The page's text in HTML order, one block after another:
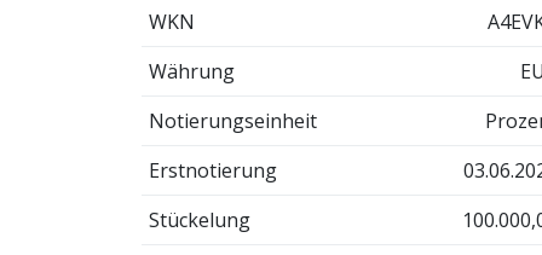
WKN
Währung
Notierungseinheit
Erstnotierung
Stückelung